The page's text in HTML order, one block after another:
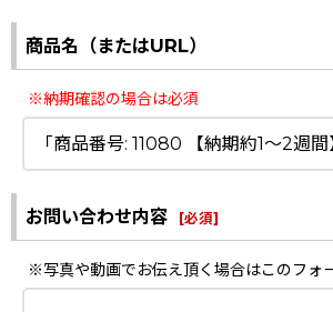
商品名（またはURL）
※納期確認の場合は必須
お問い合わせ内容 [必須]
※写真や動画でお伝え頂く場合はこのフォ